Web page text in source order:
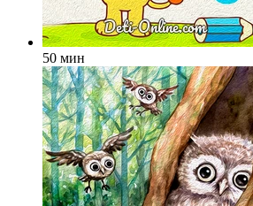
50 мин